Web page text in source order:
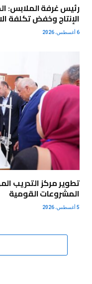
رئيس غرفة الملابس:
الإنتاج وخفض تكلفة
6 أغسطس، 2026
المشروعات القومية
5 أغسطس، 2026